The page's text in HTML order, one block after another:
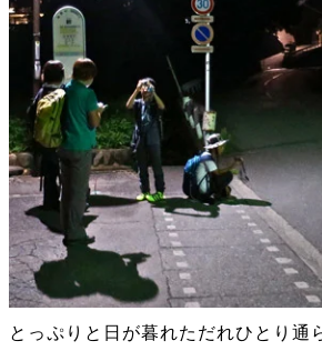
とっぷりと日が暮れただれひとり通